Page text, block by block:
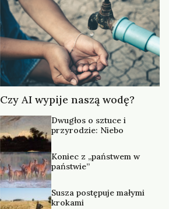
Czy AI wypije naszą wodę?
Dwugłos o sztuce i
przyrodzie: Niebo
Koniec z „państwem w
państwie”
Susza postępuje małymi
krokami